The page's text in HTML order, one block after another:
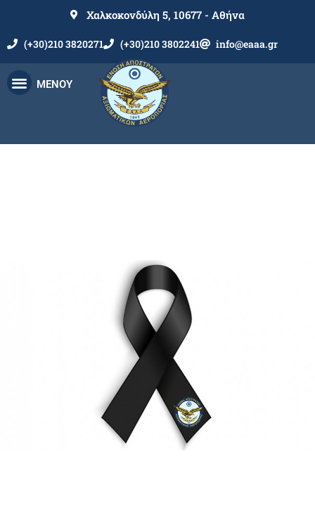
Χαλκοκονδύλη 5, 10677 - Αθήνα
(+30)210 3820271 (+30)210 3802241 info@eaaa.gr
ΜΕΝΟΥ